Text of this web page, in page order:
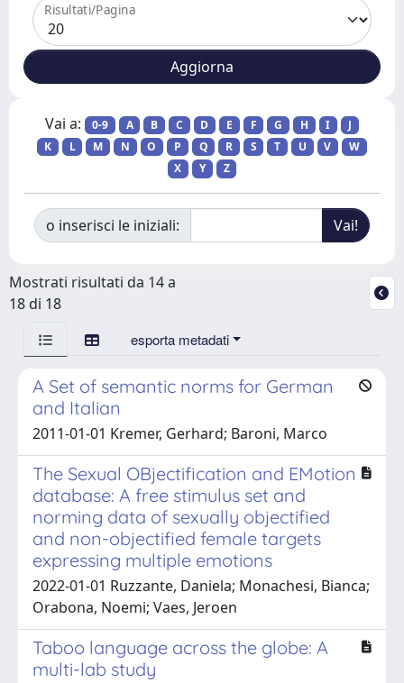
Risultati/Pagina
Vai a: 0-9 A B C D E F G H I
J
K
L M N O P Q R S T U V
W
X
Y Z
o inserisci le iniziali:
Mostrati risultati da 14 a
18 di 18
esporta metadati
A Set of semantic norms for German
and Italian
2011-01-01 Kremer, Gerhard; Baroni, Marco
The Sexual OBjectification and EMotion
database: A free stimulus set and
norming data of sexually objectified
and non-objectified female targets
expressing multiple emotions
2022-01-01 Ruzzante, Daniela; Monachesi, Bianca;
Orabona, Noemi; Vaes, Jeroen
Taboo language across the globe: A
multi-lab study